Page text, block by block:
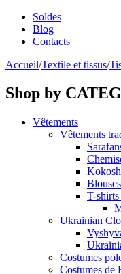
Soldes
Blog
Contacts
Accueil/Textile et tissus/
Shop by
Vêtements
Vêtements
T-shirts
Ukrainian
Costumes
Costumes de